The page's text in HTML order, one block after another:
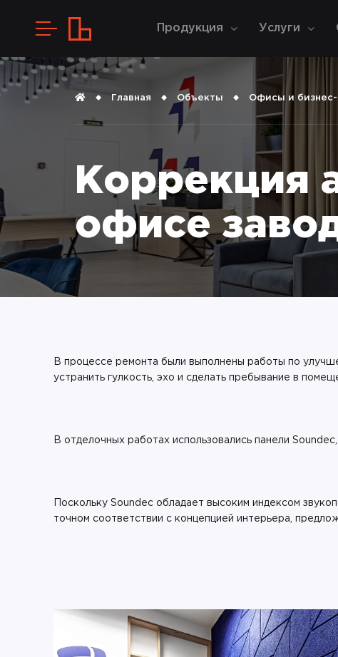
Продукция Услуги
Главная Объекты Офисы и
Коррекция
офисе
В процессе ремонта были выполнены работы по
устранить гулкость, эхо и сделать пребывание в
В отделочных работах использовались панели
Поскольку Soundec обладает высоким индексом
точном соответствии с концепцией интерьера,